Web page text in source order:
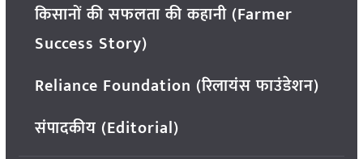
किसानों की सफलता की कहानी (Farmer
Success Story)
Reliance Foundation (रिलायंस फाउंडेशन)
संपादकीय (Editorial)